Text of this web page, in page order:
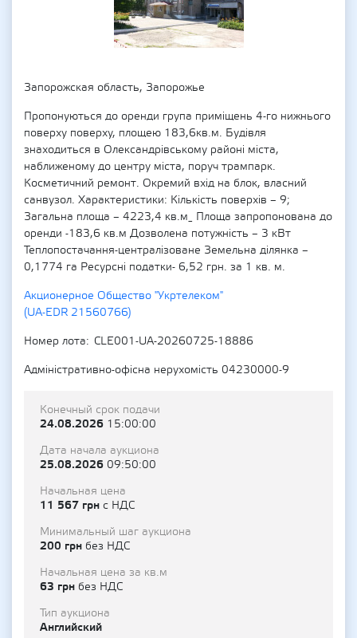
Запорожская область, Запорожье
Пропонуються до оренди група приміщень 4-го нижнього
поверху поверху, площею 183,6кв.м. Будівля
знаходиться в Олександрівському районі міста,
наближеному до центру міста, поруч трампарк.
Косметичний ремонт. Окремий вхід на блок, власний
санвузол. Характеристики: Кількість поверхів – 9;
Загальна площа – 4223,4 кв.м_ Площа запропонована до
оренди -183,6 кв.м Дозволена потужність – 3 кВт
Теплопостачання-централізоване Земельна ділянка –
0,1774 га Ресурсні податки- 6,52 грн. за 1 кв. м.
Акционерное Общество "Укртелеком"
(UA-EDR 21560766)
Номер лота
CLE001-UA-20260725-18886
Адміністративно-офісна нерухомість 04230000-9
Конечный срок подачи
24.08.2026 15:00:00
Дата начала аукциона
25.08.2026 09:50:00
Начальная цена
11 567 грн с НДС
Минимальный шаг аукциона
200 грн без НДС
Начальная цена за кв.м
63 грн без НДС
Тип аукциона
Английский